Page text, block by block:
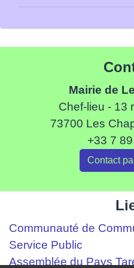
Mairie de
Chef-lieu - 13
73700 Les
+33 7
Contact
Communauté de
Service Public
Assemblée du Pays